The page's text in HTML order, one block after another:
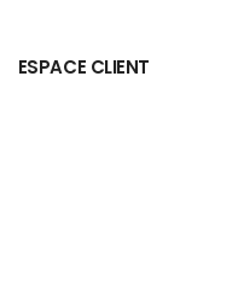
ESPACE CLIENT